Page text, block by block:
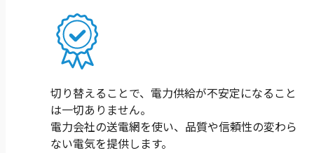
切り替えることで、電力供給が不安定になること
は一切ありません。
電力会社の送電網を使い、品質や信頼性の変わら
ない電気を提供します。